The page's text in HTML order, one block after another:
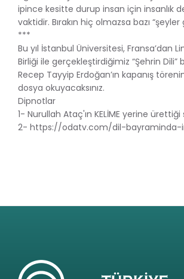
ipince kesitte durup insan için insanlık
vaktidir. Bırakın hiç olmazsa bazı “şeyler
***
Bu yıl İstanbul Üniversitesi, Fransa’dan
Birliği ile gerçekleştirdiğimiz “Şehrin Dili”
Recep Tayyip Erdoğan’ın kapanış
dosya okuyacaksınız.
Dipnotlar
1- Nurullah Ataç'ın KELİME yerine
2- https://odatv.com/dil-bayraminda-